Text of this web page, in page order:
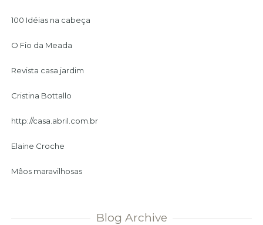
100 Idéias na cabeça
O Fio da Meada
Revista casa jardim
Cristina Bottallo
http://casa.abril.com.br
Elaine Croche
Mâos maravilhosas
Blog Archive